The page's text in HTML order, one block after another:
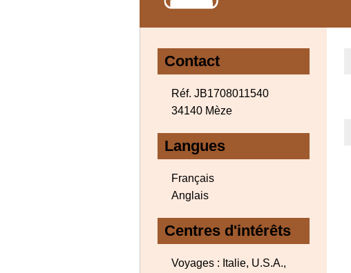
Contact
Réf. JB1708011540
34140 Mèze
Langues
Français
Anglais
Centres d'intérêts
Voyages : Italie, U.S.A.,